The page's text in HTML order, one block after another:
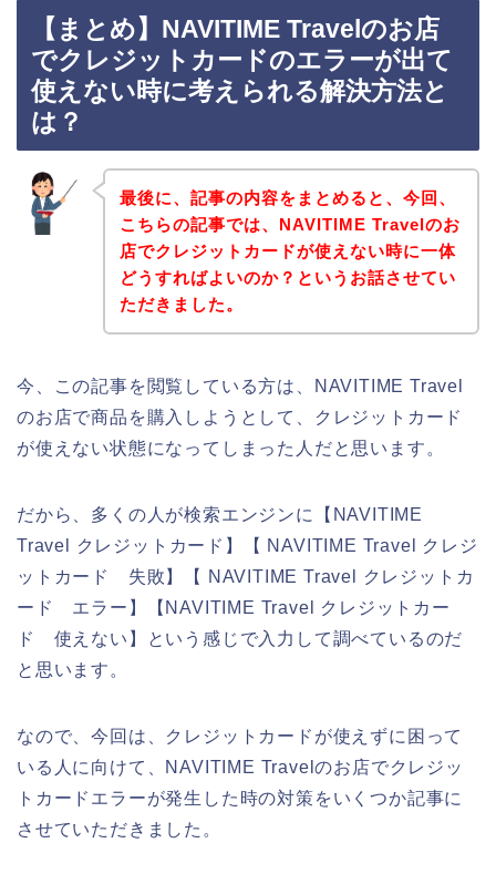
【まとめ】NAVITIME Travelのお店
でクレジットカードのエラーが出て
使えない時に考えられる解決方法と
は？
最後に、記事の内容をまとめると、今回、
こちらの記事では、NAVITIME Travelのお
店でクレジットカードが使えない時に一体
どうすればよいのか？というお話させてい
ただきました。
今、この記事を閲覧している方は、NAVITIME Travel
のお店で商品を購入しようとして、クレジットカード
が使えない状態になってしまった人だと思います。
だから、多くの人が検索エンジンに【NAVITIME
Travel クレジットカード】【 NAVITIME Travel クレジ
ットカード 失敗】【 NAVITIME Travel クレジットカ
ード エラー】【NAVITIME Travel クレジットカー
ド 使えない】という感じで入力して調べているのだ
と思います。
なので、今回は、クレジットカードが使えずに困って
いる人に向けて、NAVITIME Travelのお店でクレジッ
トカードエラーが発生した時の対策をいくつか記事に
させていただきました。